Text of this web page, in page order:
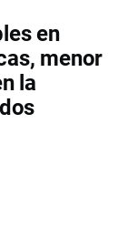
en
menor
la